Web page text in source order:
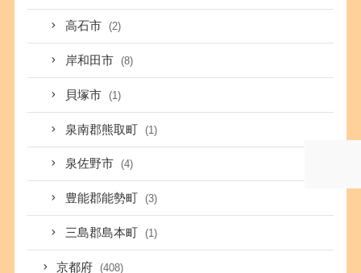
高石市 (2)
岸和田市 (8)
貝塚市 (1)
泉南郡熊取町 (1)
泉佐野市 (4)
豊能郡能勢町 (3)
三島郡島本町 (1)
京都府 (408)